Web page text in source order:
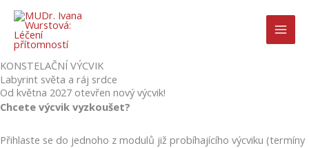
Přeskočit
obsah
KONSTELAČNÍ VÝCVIK
Labyrint světa a ráj srdce
Od května 2027 otevřen nový výcvik!
Chcete výcvik vyzkoušet?
Přihlaste se do jednoho z modulů již probíhajícího výcviku (termíny